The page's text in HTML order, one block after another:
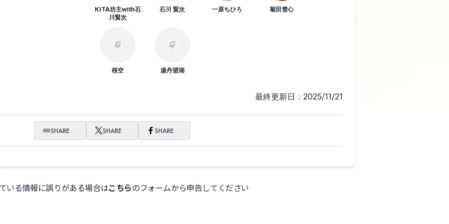
KITA坊主with石
川賢次
石川 賢次 一原ちひろ 菊田雪心
桜空 湯丹望湖
最終更新日：2025/11/21
SHARE SHARE SHARE
いる情報に誤りがある場合はこちらのフォームから申告してください